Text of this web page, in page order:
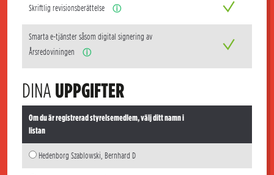
Skriftlig revisionsberättelse ⓘ
Smarta e-tjänster såsom digital signering av
Årsredoviningen
ⓘ
DINA UPPGIFTER
Om du är registrerad styrelsemedlem, välj ditt namn i
listan
Hedenborg Szablowski, Bernhard D